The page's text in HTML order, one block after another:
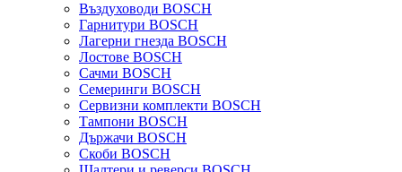
Въздуховоди BOSCH
Гарнитури BOSCH
Лагерни гнезда BOSCH
Лостове BOSCH
Сачми BOSCH
Семеринги BOSCH
Сервизни комплекти BOSCH
Тампони BOSCH
Държачи BOSCH
Скоби BOSCH